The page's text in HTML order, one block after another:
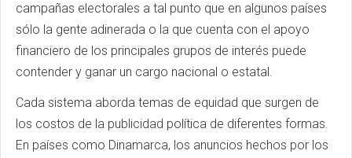
campañas electorales a tal punto que en algunos países
sólo la gente adinerada o la que cuenta con el apoyo
financiero de los principales grupos de interés puede
contender y ganar un cargo nacional o estatal.
Cada sistema aborda temas de equidad que surgen de
los costos de la publicidad política de diferentes formas.
En países como Dinamarca, los anuncios hechos por los